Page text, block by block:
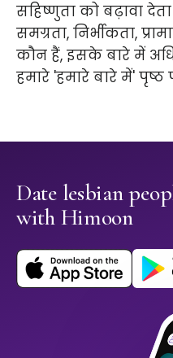
सहिष्णुता को बढ़ावा
समग्रता, निर्भीकता,
कौन हैं, इसके बारे में
हमारे 'हमारे बारे में' पृष्ठ
Date lesbian
with Himoon